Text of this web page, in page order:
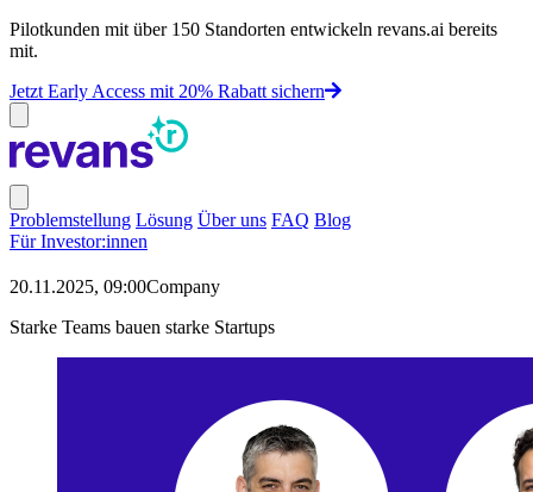
Pilotkunden mit über 150 Standorten entwickeln revans.ai bereits
mit.
Jetzt Early Access mit 20% Rabatt sichern
main
menu
Problemstellung Lösung Über uns FAQ Blog
Für Investor:innen
20.11.2025, 09:00Company
Starke Teams bauen starke Startups